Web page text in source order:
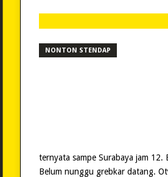
NONTON STENDAP
ternyata sampe Surabaya jam 12.
Belum nunggu grebkar datang.